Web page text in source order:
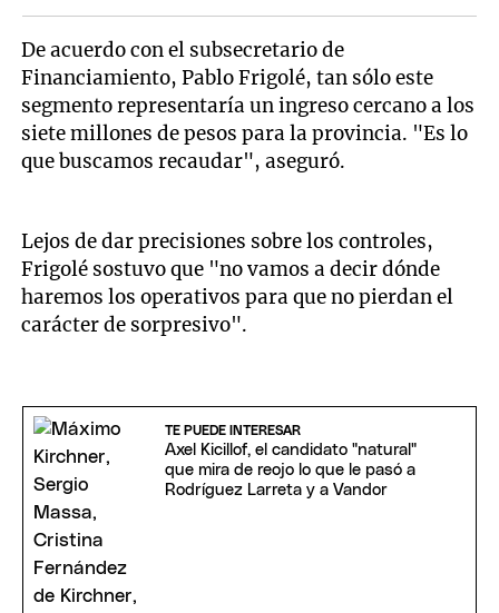
De acuerdo con el subsecretario de
Financiamiento, Pablo Frigolé, tan sólo este
segmento representaría un ingreso cercano a los
siete millones de pesos para la provincia. "Es lo
que buscamos recaudar", aseguró.
Lejos de dar precisiones sobre los controles,
Frigolé sostuvo que "no vamos a decir dónde
haremos los operativos para que no pierdan el
carácter de sorpresivo".
TE PUEDE INTERESAR
Axel Kicillof, el candidato "natural"
que mira de reojo lo que le pasó a
Rodríguez Larreta y a Vandor